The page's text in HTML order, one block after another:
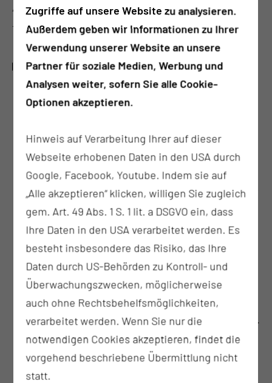
Akutsprechstunde: Mo: 08:00 – 08:30 Uhr, Mi: 08:00
– 08:30 Uhr, Fr: Mi: 08:00 – 08:30 Uhr
LEISTUNGSSPEKTRUM
Schwerpunkte: Medikamentöse
Psychoonkologie / Palliativmedizin /
Schwerpunkt Gynäkoonkologie /
Senioroperateurin für Mammachirurgie
Differentialdiagnostische Abklärung auffälliger
Mammabefunde inklusive Elastographie,
Farbdopplersonographie und sonographisch
gestützter Stanzbiospie
Sofortige Behandlung bei akut entzündlichen
Erkrankungen der Brust sowie Abklärung bei
Sekretion aus der Brustwarze
Spezielle Sprechstunde für jung Erkrankte bzw.
für Frauen mit einem hohen Risiko für
Brustkrebs
Spezielle Beratung und Therapie von
Zugriffe auf unsere Website zu analysieren.
Außerdem geben wir Informationen zu Ihrer
Verwendung unserer Website an unsere
Partner für soziale Medien, Werbung und
Analysen weiter, sofern Sie alle Cookie-
Optionen akzeptieren.
Hinweis auf Verarbeitung Ihrer auf dieser
Webseite erhobenen Daten in den USA durch
Google, Facebook, Youtube. Indem sie auf
„Alle akzeptieren“ klicken, willigen Sie zugleich
gem. Art. 49 Abs. 1 S. 1 lit. a DSGVO ein, dass
Ihre Daten in den USA verarbeitet werden. Es
besteht insbesondere das Risiko, das Ihre
Daten durch US-Behörden zu Kontroll- und
Überwachungszwecken, möglicherweise
auch ohne Rechtsbehelfsmöglichkeiten,
verarbeitet werden. Wenn Sie nur die
notwendigen Cookies akzeptieren, findet die
vorgehend beschriebene Übermittlung nicht
statt.